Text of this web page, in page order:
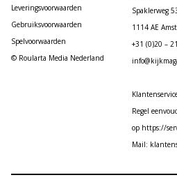
Leveringsvoorwaarden
Gebruiksvoorwaarden
Spelvoorwaarden
© Roularta Media Nederland
Spaklerweg
1114 AE
+31 (0)20 –
Regel
op https://
Mail: